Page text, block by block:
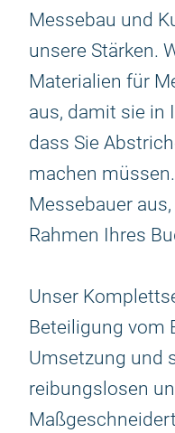
Messebau und
unsere Stärken.
Materialien für
aus, damit sie in
dass Sie
machen
Messebauer
Rahmen Ihres
Unser
Beteiligung vom
Umsetzung und
reibungslosen